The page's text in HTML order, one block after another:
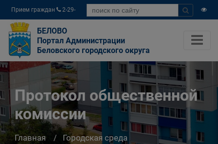
Прием граждан
2-29-
04
БЕЛОВО
Портал Администрации
Беловского городского округа
Протокол общественной
комиссии
Главная
Городская среда